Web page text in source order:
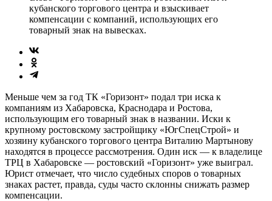
кубанского торгового центра и взыскивает
компенсации с компаний, использующих его
товарный знак на вывесках.
Меньше чем за год ТК «Горизонт» подал три иска к
компаниям из Хабаровска, Краснодара и Ростова,
использующим его товарный знак в названии. Иски к
крупному ростовскому застройщику «ЮгСпецСтрой» и
хозяину кубанского торгового центра Виталию Мартынову
находятся в процессе рассмотрения. Один иск — к владелице
ТРЦ в Хабаровске — ростовский «Горизонт» уже выиграл.
Юрист отмечает, что число судебных споров о товарных
знаках растет, правда, суды часто склонны снижать размер
компенсации.